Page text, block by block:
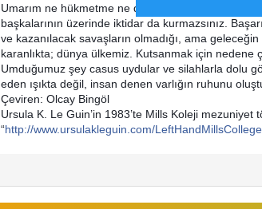
Umarım ne hükmetme ne de hükmedilme
başkalarının üzerinde iktidar da kurmazsınız.
ve kazanılacak savaşların olmadığı, ama
karanlıkta; dünya ülkemiz. Kutsanmak için nedene
Umduğumuz şey casus uydular ve silahlarla dolu
eden ışıkta değil, insan denen varlığın ruhunu
Çeviren: Olcay Bingöl
Ursula K. Le Guin’in 1983’te Mills Koleji mezuniyet
“http://www.ursulakleguin.com/